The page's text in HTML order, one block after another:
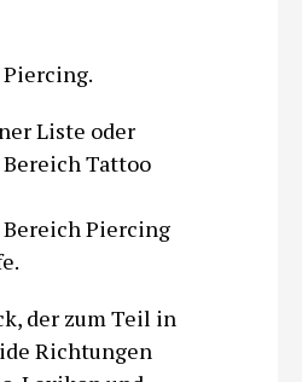
Liste oder
Tattoo
Piercing
der zum Teil in
Richtungen